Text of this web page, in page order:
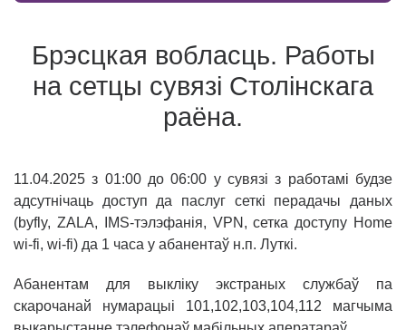
Брэсцкая вобласць. Работы
на сетцы сувязі Столiнскага
раёна.
11.04.2025 з 01:00 до 06:00 у сувязі з работамi будзе
адсутнічаць доступ да паслуг сеткі перадачы даных
(byfly, ZALA, IMS-тэлэфанiя, VPN , сетка доступу Home
wi-fi, wi-fi) да 1 часа у абанентаў н.п. Луткi.
Абанентам для выкліку экстраных службаў па
скарочанай нумарацыі 101,102,103,104,112 магчыма